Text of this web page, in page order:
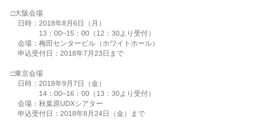
□大阪会場
日時：2018年8月6日（月）
13：00~15：00（12：30より受付）
会場：梅田センタービル（ホワイトホール）
申込受付日：2018年7月23日まで
□東京会場
日時：2018年9月7日（金）
14：00~16：00（13：30より受付）
会場：秋葉原UDXシアター
申込受付日：2018年8月24日（金）まで